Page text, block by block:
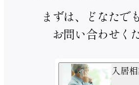
まずは、どなたで
お問い合わせく
入居